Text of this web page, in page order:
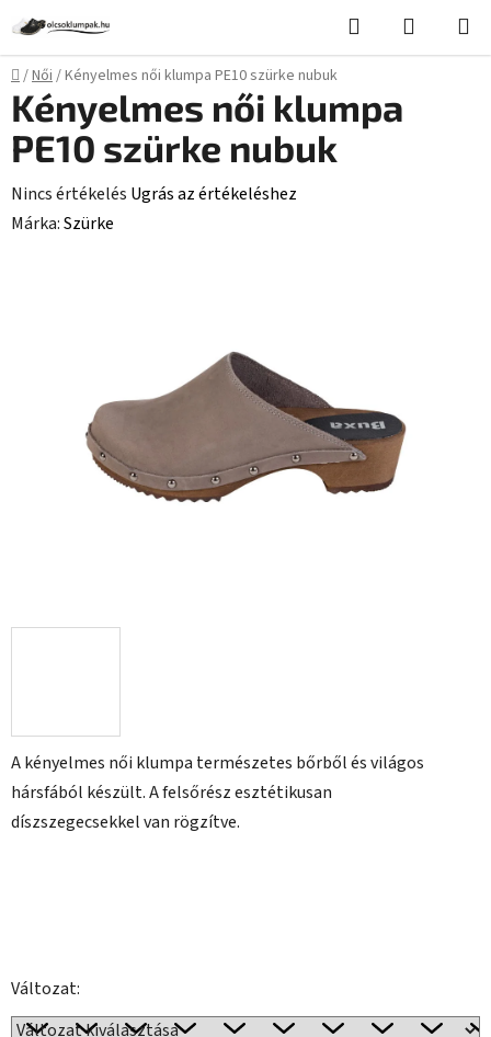
fő
tartalomhoz
Keresés KOSÁR
Kezdőlap
/Női/Kényelmes női klumpa PE10 szürke nubuk
A kényelmes női klumpa természetes bőrből és világos
hársfából készült. A felsőrész esztétikusan
díszszegecsekkel van rögzítve.
Változat:
Kényelmes női klumpa
PE10 szürke nubuk
A
termék
Nincs értékelés Ugrás az értékeléshez
Márka:Szürke